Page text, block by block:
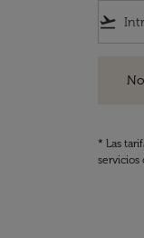
flight_takeoff
* Las
servicios